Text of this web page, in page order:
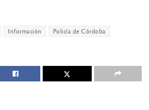
Información Policía de Córdoba